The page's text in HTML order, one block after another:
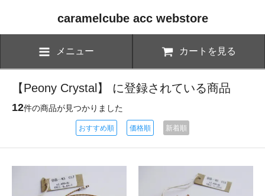
caramelcube acc webstore
メニュー カートを見る
【Peony Crystal】 に登録されている商品
12件の商品が見つかりました
おすすめ順 価格順 新着順